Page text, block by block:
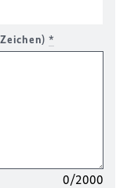
*
0/2000